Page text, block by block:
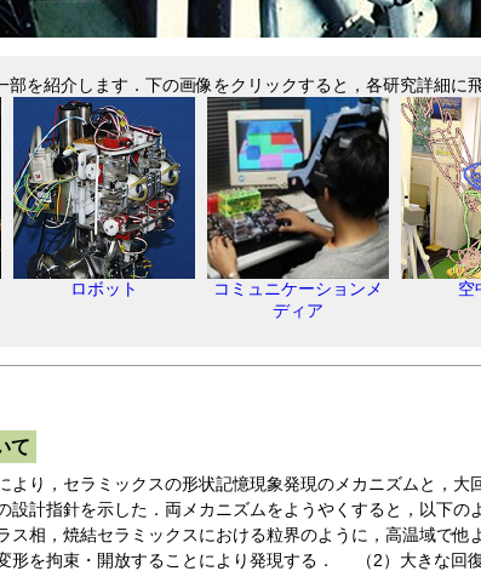
紹介します．下の画像をクリックすると，各研究詳細に
ロボット
コミュニケーションメ
ディア
空
て
り，セラミックスの形状記憶現象発現のメカニズムと，大
設計指針を示した．両メカニズムをようやくすると，以下
ス相，焼結セラミックスにおける粒界のように，高温域で他
形を拘束・開放することにより発現する． （2）大きな回